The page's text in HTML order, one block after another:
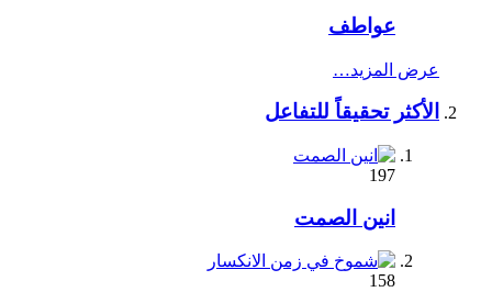
عواطف
عرض المزيد…
الأكثر تحقيقاً للتفاعل
197
انين الصمت
158